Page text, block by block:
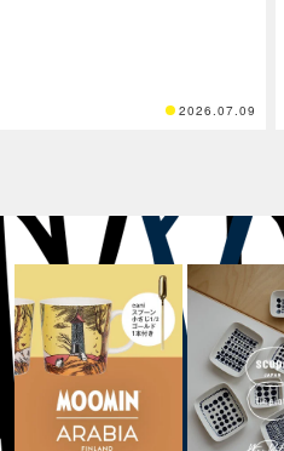
2026.07.09